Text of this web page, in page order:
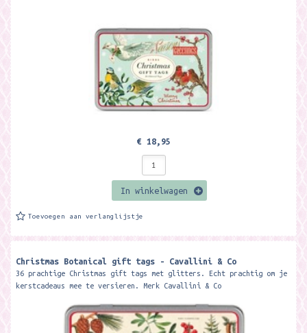
€ 18,95
In winkelwagen
Toevoegen aan verlanglijstje
Christmas Botanical gift tags - Cavallini & Co
36 prachtige Christmas gift tags met glitters. Echt prachtig om je
kerstcadeaus mee te versieren. Merk Cavallini & Co